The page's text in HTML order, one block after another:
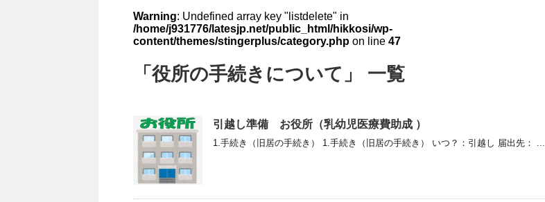
Warning: Undefined array key "listdelete" in
/home/j931776/latesjp.net/public_html/hikkosi/wp-
content/themes/stingerplus/category.php on line 47
「役所の手続きについて」 一覧
引越し準備 お役所（乳幼児医療費助成 ）
1.手続き（旧居の手続き） 1.手続き（旧居の手続き） いつ？：引越し 届出先： ...